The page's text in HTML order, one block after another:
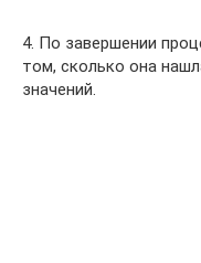
4. По завершении
том, сколько она
значений.